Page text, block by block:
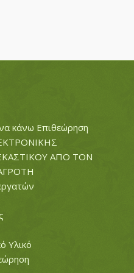
κάνω Επιθεώρηση
ΑΠΟ ΤΟΝ
Υλικό